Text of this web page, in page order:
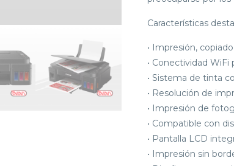
Características
• Impresión,
• Conectividad WiFi
• Sistema de tinta
• Resolución de
• Impresión de
• Compatible con
• Pantalla LCD
• Impresión sin